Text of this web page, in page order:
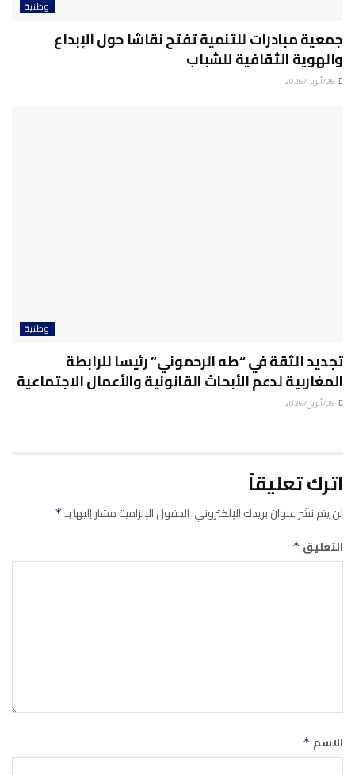
وطنية
جمعية مبادرات للتنمية تفتح نقاشا حول الإبداع
والهوية الثقافية للشباب
وطنية
تجديد الثقة في “طه الرحموني” رئيسا للرابطة
المغاربية لدعم الأبحاث القانونية والأعمال الاجتماعية
اترك تعليقاً
لن يتم نشر عنوان بريدك الإلكتروني.الحقول الإلزامية مشار إليها بـ*
التعليق *
الاسم *